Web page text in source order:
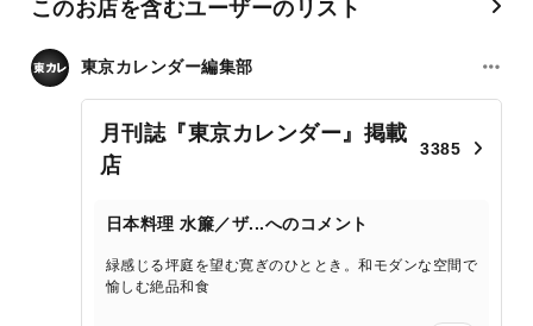
このお店を含むユーザーのリスト
東京カレンダー編集部
月刊誌『東京カレンダー』掲載
店
3385
日本料理 水簾／ザ...へのコメント
緑感じる坪庭を望む寛ぎのひととき。和モダンな空間で
愉しむ絶品和食